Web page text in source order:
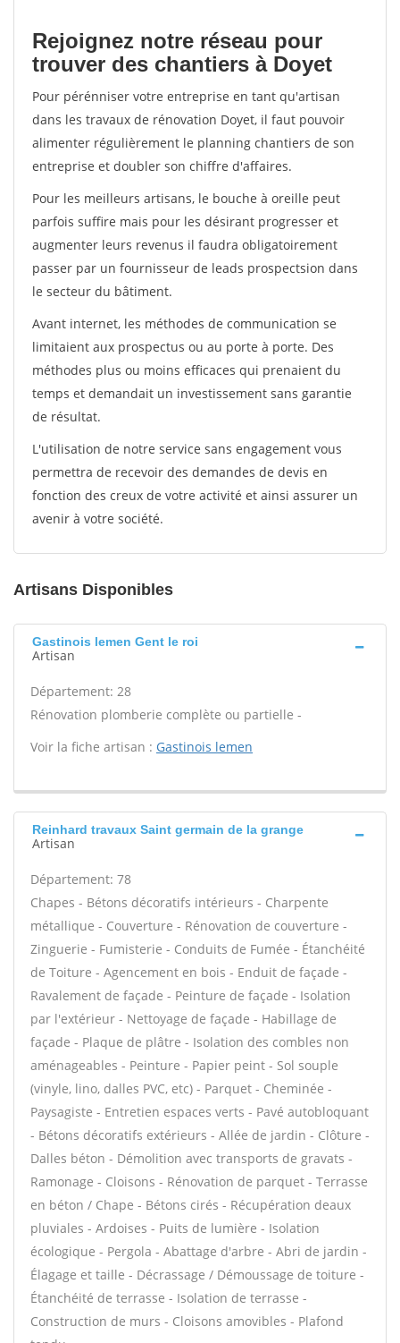
Rejoignez notre réseau pour
trouver des chantiers à Doyet
Pour pérénniser votre entreprise en tant qu'artisan
dans les travaux de rénovation Doyet, il faut pouvoir
alimenter régulièrement le planning chantiers de son
entreprise et doubler son chiffre d'affaires.
Pour les meilleurs artisans, le bouche à oreille peut
parfois suffire mais pour les désirant progresser et
augmenter leurs revenus il faudra obligatoirement
passer par un fournisseur de leads prospectsion dans
le secteur du bâtiment.
Avant internet, les méthodes de communication se
limitaient aux prospectus ou au porte à porte. Des
méthodes plus ou moins efficaces qui prenaient du
temps et demandait un investissement sans garantie
de résultat.
L'utilisation de notre service sans engagement vous
permettra de recevoir des demandes de devis en
fonction des creux de votre activité et ainsi assurer un
avenir à votre société.
Artisans Disponibles
Gastinois lemen Gent le roi
Artisan
Département: 28
Rénovation plomberie complète ou partielle -
Voir la fiche artisan : Gastinois lemen
Reinhard travaux Saint germain de la grange
Artisan
Département: 78
Chapes - Bétons décoratifs intérieurs - Charpente
métallique - Couverture - Rénovation de couverture -
Zinguerie - Fumisterie - Conduits de Fumée - Étanchéité
de Toiture - Agencement en bois - Enduit de façade -
Ravalement de façade - Peinture de façade - Isolation
par l'extérieur - Nettoyage de façade - Habillage de
façade - Plaque de plâtre - Isolation des combles non
aménageables - Peinture - Papier peint - Sol souple
(vinyle, lino, dalles PVC, etc) - Parquet - Cheminée -
Paysagiste - Entretien espaces verts - Pavé autobloquant
- Bétons décoratifs extérieurs - Allée de jardin - Clôture -
Dalles béton - Démolition avec transports de gravats -
Ramonage - Cloisons - Rénovation de parquet - Terrasse
en béton / Chape - Bétons cirés - Récupération deaux
pluviales - Ardoises - Puits de lumière - Isolation
écologique - Pergola - Abattage d'arbre - Abri de jardin -
Élagage et taille - Décrassage / Démoussage de toiture -
Étanchéité de terrasse - Isolation de terrasse -
Construction de murs - Cloisons amovibles - Plafond